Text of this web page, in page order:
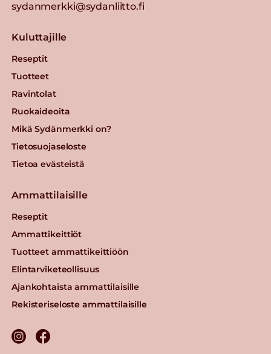
sydanmerkki@sydanliitto.fi
Kuluttajille
Reseptit
Tuotteet
Ravintolat
Ruokaideoita
Mikä Sydänmerkki on?
Tietosuojaseloste
Tietoa evästeistä
Ammattilaisille
Reseptit
Ammattikeittiöt
Tuotteet ammattikeittiöön
Elintarviketeollisuus
Ajankohtaista ammattilaisille
Rekisteriseloste ammattilaisille